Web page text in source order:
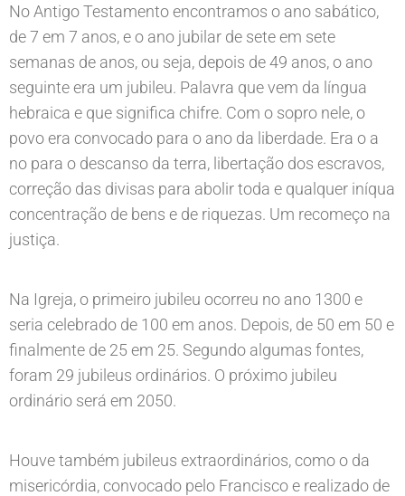
No Antigo Testamento encontramos o ano sabático,
de 7 em 7 anos, e o ano jubilar de sete em sete
semanas de anos, ou seja, depois de 49 anos, o ano
seguinte era um jubileu. Palavra que vem da língua
hebraica e que significa chifre. Com o sopro nele, o
povo era convocado para o ano da liberdade. Era o a
no para o descanso da terra, libertação dos escravos,
correção das divisas para abolir toda e qualquer iníqua
concentração de bens e de riquezas. Um recomeço na
justiça.
Na Igreja, o primeiro jubileu ocorreu no ano 1300 e
seria celebrado de 100 em anos. Depois, de 50 em 50 e
finalmente de 25 em 25. Segundo algumas fontes,
foram 29 jubileus ordinários. O próximo jubileu
ordinário será em 2050.
Houve também jubileus extraordinários, como o da
misericórdia, convocado pelo Francisco e realizado de